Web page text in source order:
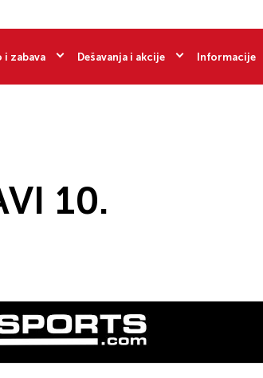
i zabava Dešavanja i akcije Informacije
10.